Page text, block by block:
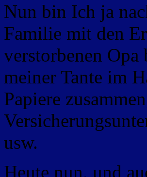
Nun bin Ich ja
Familie mit den
verstorbenen
meiner Tante im
Papiere
usw.
Heute nun, und